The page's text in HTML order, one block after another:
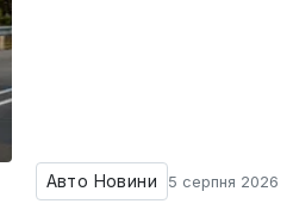
Авто Новини 5 серпня 2026